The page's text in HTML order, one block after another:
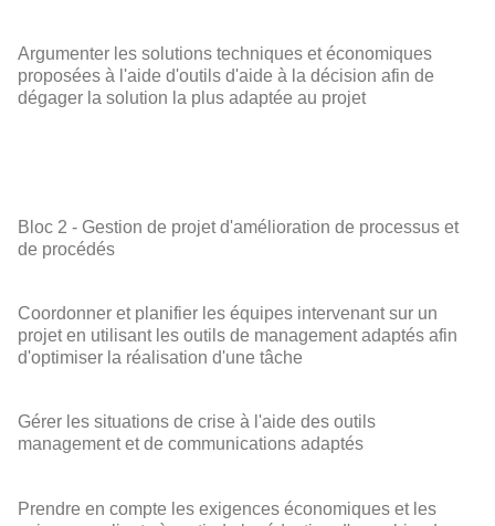
Argumenter les solutions techniques et économiques
proposées à l'aide d'outils d'aide à la décision afin de
dégager la solution la plus adaptée au projet
Bloc 2 - Gestion de projet d'amélioration de processus et
de procédés
Coordonner et planifier les équipes intervenant sur un
projet en utilisant les outils de management adaptés afin
d'optimiser la réalisation d'une tâche
Gérer les situations de crise à l'aide des outils
management et de communications adaptés
Prendre en compte les exigences économiques et les